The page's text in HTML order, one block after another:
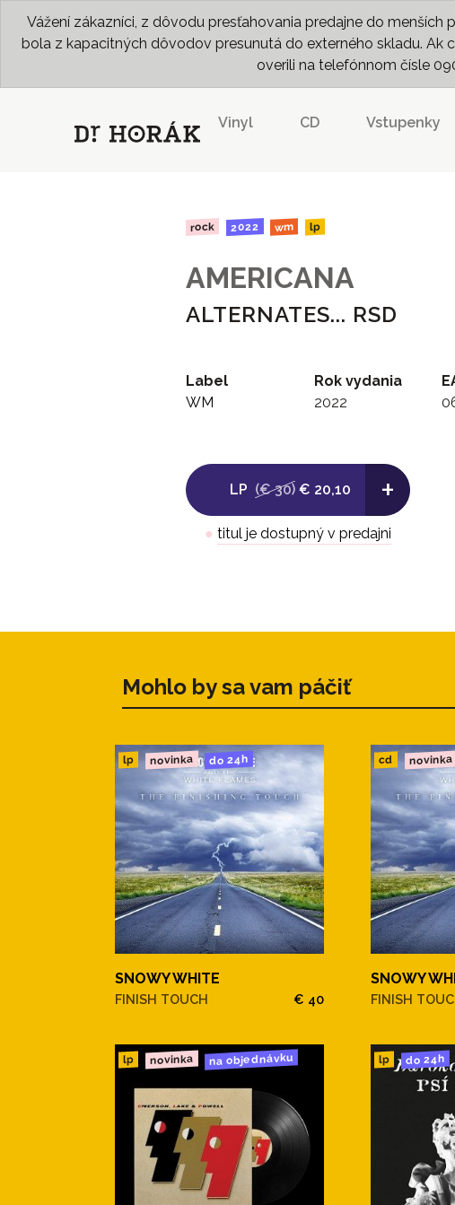
Vážení zákazníci, z dôvodu presťahovania predajne do
bola z kapacitných dôvodov presunutá do externého skladu. Ak
overili na telefónnom čísle
Vinyl CD Vstupenky
rock 2022 wm lp
AMERICANA
ALTERNATES... RSD
Label
WM
Rok vydania
2022
LP (€ 30) € 20,10 +
● titul je dostupný v predajni
Mohlo by sa vam páčiť
lp novinka do 24h
SNOWY WHITE
FINISH TOUCH € 40
cd novinka
SNOWY
FINISH
lp novinka na objednávku lp do 24h